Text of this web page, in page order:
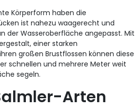
Körperform haben die
ist nahezu waagerecht und
der Wasseroberfläche angepasst. Mit
einer starken
großen Brustflossen können diese
schnellen und mehrere Meter weit
segeln.
Arten